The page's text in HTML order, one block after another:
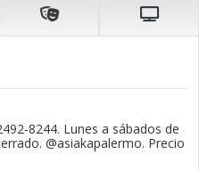
8244. Lunes a sábados de
@asiakapalermo. Precio